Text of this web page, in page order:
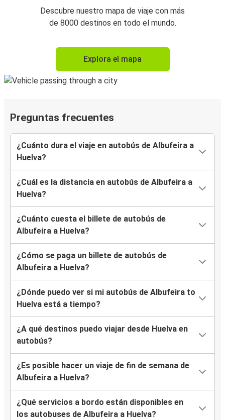
Descubre nuestro mapa de viaje con más
de 8000 destinos en todo el mundo.
Explora el mapa
Preguntas frecuentes
¿Cuánto dura el viaje en autobús de Albufeira a
Huelva?
¿Cuál es la distancia en autobús de Albufeira a
Huelva?
¿Cuánto cuesta el billete de autobús de
Albufeira a Huelva?
¿Cómo se paga un billete de autobús de
Albufeira a Huelva?
¿Dónde puedo ver si mi autobús de Albufeira to
Huelva está a tiempo?
¿A qué destinos puedo viajar desde Huelva en
autobús?
¿Es posible hacer un viaje de fin de semana de
Albufeira a Huelva?
¿Qué servicios a bordo están disponibles en
los autobuses de Albufeira a Huelva?